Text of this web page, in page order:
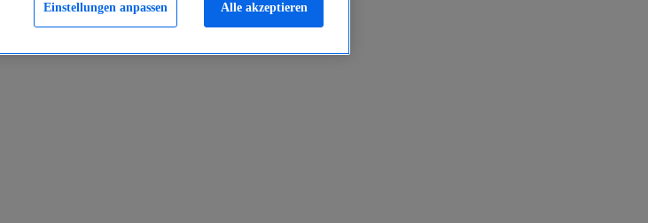
Einstellungen anpassen Alle akzeptieren